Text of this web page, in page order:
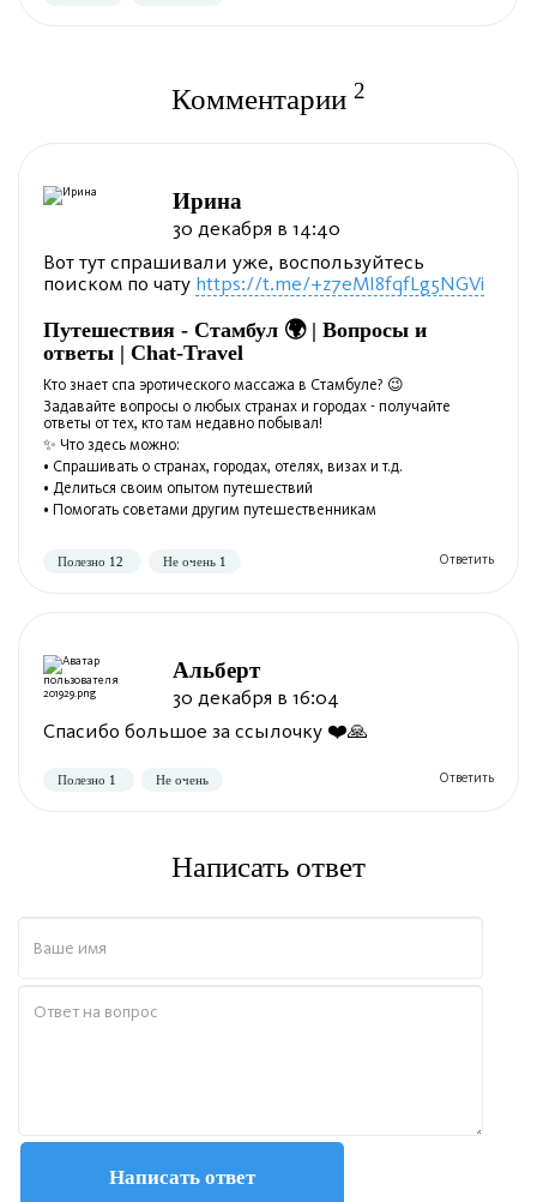
Полезно Не полезно
Комментарии 2
Ирина
30 декабря в 14:40
Вот тут спрашивали уже, воспользуйтесь
поиском по чату https://t.me/+z7eMI8fqfLg5NGVi
Путешествия - Стамбул 🌍 | Вопросы и
ответы | Chat-Travel
Кто знает спа эротического массажа в Стамбуле? 😉
Задавайте вопросы о любых странах и городах - получайте
ответы от тех, кто там недавно побывал!
✨ Что здесь можно:
• Спрашивать о странах, городах, отелях, визах и т.д.
• Делиться своим опытом путешествий
• Помогать советами другим путешественникам
Альберт
30 декабря в 16:04
Спасибо большое за ссылочку ❤️🙏
Написать ответ
Написать ответ